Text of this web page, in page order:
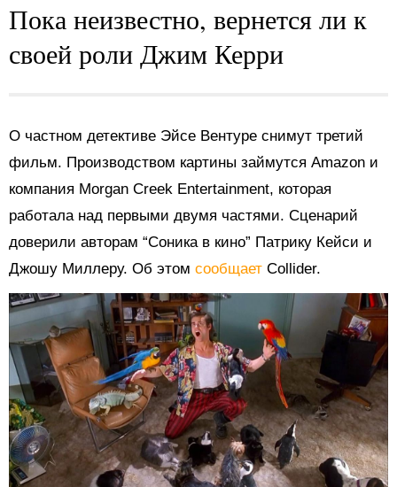
Пока неизвестно, вернется ли к
своей роли Джим Керри
О частном детективе Эйсе Вентуре снимут третий
фильм. Производством картины займутся Amazon и
компания Morgan Creek Entertainment, которая
работала над первыми двумя частями. Сценарий
доверили авторам “Соника в кино” Патрику Кейси и
Джошу Миллеру. Об этом сообщает Collider.